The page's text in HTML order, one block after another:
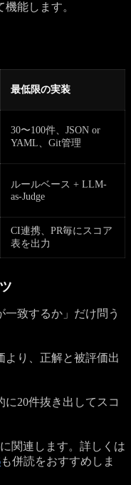
機能します。
最低限の実装
30〜100件、JSON or
YAML、Git管理
ルールベース + LLM-
as-Judge
CI連携、PR毎にスコア
表を出力
一致するか」だけ問う
より、正解と被評価出
に20件抜き出してスコ
関連します。詳しくは
も併読をおすすめしま